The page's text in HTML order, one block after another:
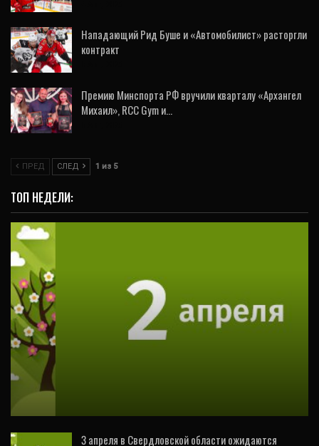
Нападающий Рид Буше и «Автомобилист» расторгли
контракт
Премию Минспорта РФ вручили кварталу «Архангел
Михаил», RCC Gym и…
ПРЕД СЛЕД 1 из 5
ТОП НЕДЕЛИ:
3 апреля в Свердловской области ожидаются